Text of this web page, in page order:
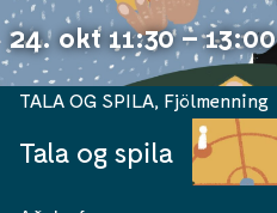
24. okt 11:30 – 13:00
Tala og spila
TALA OG SPILA Fjölmenning